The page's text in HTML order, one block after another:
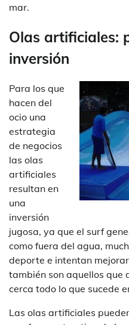
mar.
Olas artificiales:
inversión
Para los que
hacen del
ocio una
estrategia
de negocios
las olas
artificiales
resultan en
una
inversión
jugosa, ya que el surf
como fuera del agua,
deporte e intentan
también son aquellos que
cerca todo lo que sucede
Las olas artificiales